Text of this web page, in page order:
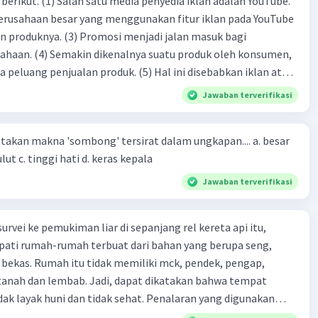
besar yang menggunakan fitur iklan pada YouTube
menjadi jalan masuk bagi
oleh konsumen,
produk. (5) Hal ini disebabkan iklan atau
cara untuk mengenalkan produk perusahaan kepada
(2)
Jawaban terverifikasi
makna 'sombong' tersirat dalam ungkapan.... a. besar
kepala b. besar mulut c. tinggi hati d. keras kepala
Jawaban terverifikasi
ke pemukiman liar di sepanjang rel kereta api itu,
rumah-rumah terbuat dari bahan yang berupa seng,
bekas. Rumah itu tidak memiliki mck, pendek, pengap,
dan lembab. Jadi, dapat dikatakan bahwa tempat
dan tidak sehat. Penalaran yang digunakan